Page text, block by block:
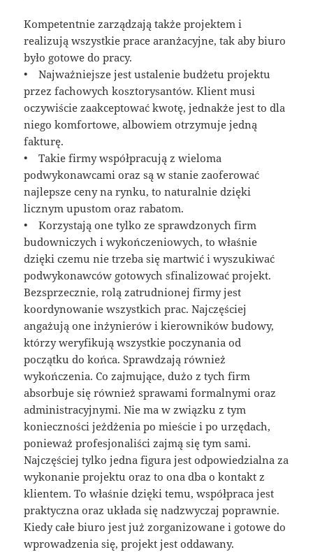
Kompetentnie zarządzają także projektem i
realizują wszystkie prace aranżacyjne, tak aby biuro
było gotowe do pracy.
• Najważniejsze jest ustalenie budżetu projektu
przez fachowych kosztorysantów. Klient musi
oczywiście zaakceptować kwotę, jednakże jest to dla
niego komfortowe, albowiem otrzymuje jedną
fakturę.
• Takie firmy współpracują z wieloma
podwykonawcami oraz są w stanie zaoferować
najlepsze ceny na rynku, to naturalnie dzięki
licznym upustom oraz rabatom.
• Korzystają one tylko ze sprawdzonych firm
budowniczych i wykończeniowych, to właśnie
dzięki czemu nie trzeba się martwić i wyszukiwać
podwykonawców gotowych sfinalizować projekt.
Bezsprzecznie, rolą zatrudnionej firmy jest
koordynowanie wszystkich prac. Najczęściej
angażują one inżynierów i kierowników budowy,
którzy weryfikują wszystkie poczynania od
początku do końca. Sprawdzają również
wykończenia. Co zajmujące, dużo z tych firm
absorbuje się również sprawami formalnymi oraz
administracyjnymi. Nie ma w związku z tym
konieczności jeżdżenia po mieście i po urzędach,
ponieważ profesjonaliści zajmą się tym sami.
Najczęściej tylko jedna figura jest odpowiedzialna za
wykonanie projektu oraz to ona dba o kontakt z
klientem. To właśnie dzięki temu, współpraca jest
praktyczna oraz układa się nadzwyczaj poprawnie.
Kiedy całe biuro jest już zorganizowane i gotowe do
wprowadzenia się, projekt jest oddawany.